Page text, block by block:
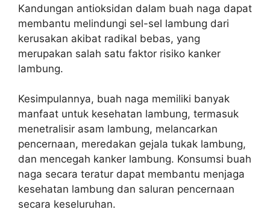
Kandungan antioksidan dalam buah naga dapat
membantu melindungi sel-sel lambung dari
kerusakan akibat radikal bebas, yang
merupakan salah satu faktor risiko kanker
lambung.
Kesimpulannya, buah naga memiliki banyak
manfaat untuk kesehatan lambung, termasuk
menetralisir asam lambung, melancarkan
pencernaan, meredakan gejala tukak lambung,
dan mencegah kanker lambung. Konsumsi buah
naga secara teratur dapat membantu menjaga
kesehatan lambung dan saluran pencernaan
secara keseluruhan.